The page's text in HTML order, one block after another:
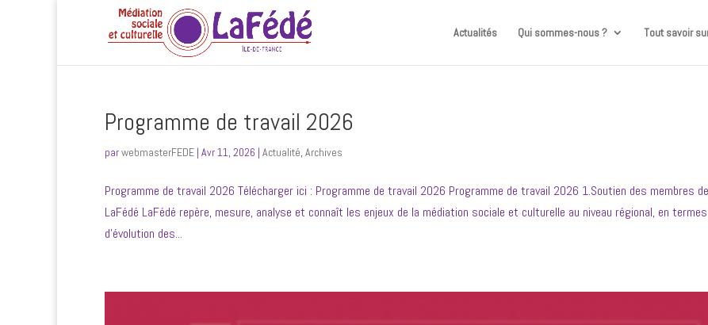
Actualités Qui sommes-nous ? Tout savoir
Programme de travail 2026
parwebmasterFEDE | Avr 11, 2026 | Actualité, Archives
Programme de travail 2026 Télécharger ici : Programme de travail 2026 Programme de travail 2026 1.Soutien des membres de
LaFédé LaFédé repère, mesure, analyse et connaît les enjeux de la médiation sociale et culturelle au niveau régional, en termes
d’évolution des...